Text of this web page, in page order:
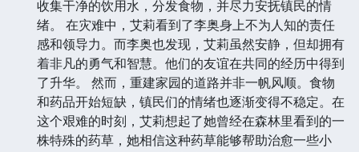
收集干净的饮用水，分发食物，并尽力安抚镇民的情
绪。 在灾难中，艾莉看到了李奥身上不为人知的责任
感和领导力。而李奥也发现，艾莉虽然安静，但却拥有
着非凡的勇气和智慧。他们的友谊在共同的经历中得到
了升华。 然而，重建家园的道路并非一帆风顺。食物
和药品开始短缺，镇民们的情绪也逐渐变得不稳定。在
这个艰难的时刻，艾莉想起了她曾经在森林里看到的一
株特殊的药草，她相信这种药草能够帮助治愈一些小